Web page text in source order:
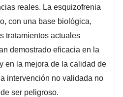
reales. La esquizofrenia
con una base biológica,
tratamientos actuales
demostrado eficacia en la
en la mejora de la calidad de
intervención no validada no
ser peligroso.